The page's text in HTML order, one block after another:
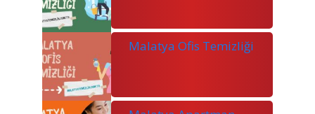
Malatya Ofis Temizliği